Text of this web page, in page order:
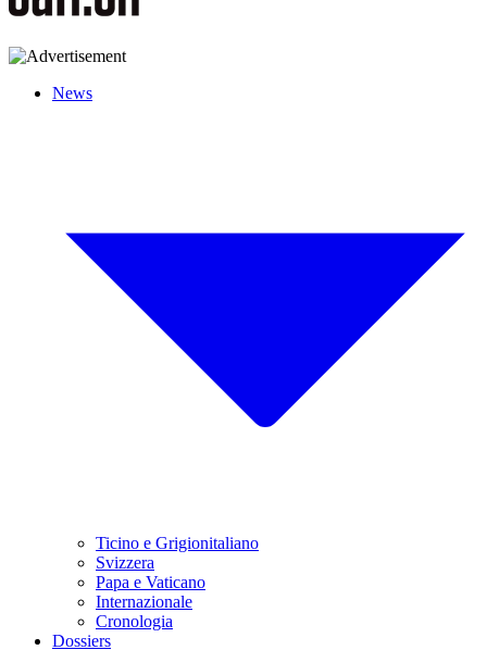
News
Ticino e Grigionitaliano
Svizzera
Papa e Vaticano
Internazionale
Cronologia
Dossiers